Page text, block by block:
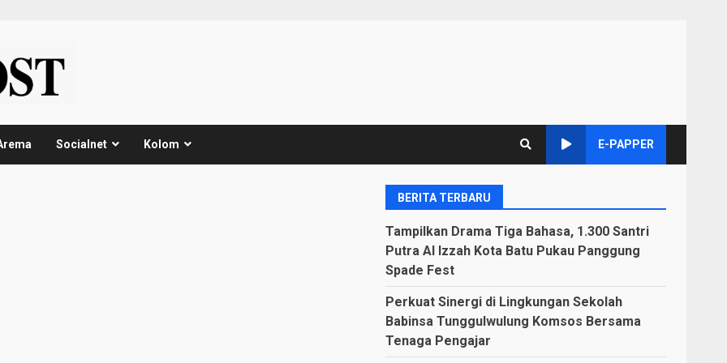
Socialnet Kolom E-PAPPER
BERITA TERBARU
Tampilkan Drama Tiga Bahasa, 1.300 Santri
Putra Al Izzah Kota Batu Pukau Panggung
Spade Fest
Perkuat Sinergi di Lingkungan Sekolah
Babinsa Tunggulwulung Komsos Bersama
Tenaga Pengajar